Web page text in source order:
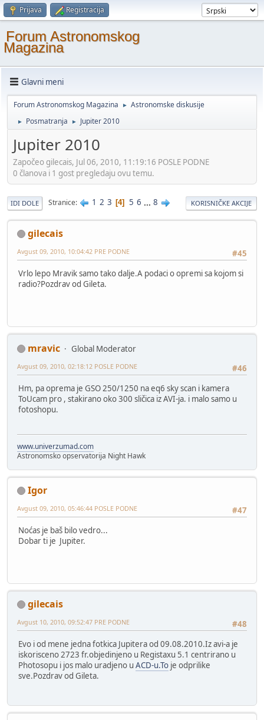
Prijava Registracija
Forum Astronomskog
Magazina
Glavni meni
Forum Astronomskog Magazina ► Astronomske diskusije
► Posmatranja ► Jupiter 2010
Jupiter 2010
Započeo gilecais, Jul 06, 2010, 11:19:16 POSLE PODNE
0 članova i 1 gost pregledaju ovu temu.
IDI DOLE Stranice 1 2 3 4 5 6 ... 8 KORISNIČKE AKCIJE
gilecais
#45
Avgust 09, 2010, 10:04:42 PRE PODNE
Vrlo lepo Mravik samo tako dalje.A podaci o opremi sa kojom si
radio?Pozdrav od Gileta.
mravic
Global Moderator
#46
Avgust 09, 2010, 02:18:12 POSLE PODNE
Hm, pa oprema je GSO 250/1250 na eq6 sky scan i kamera
ToUcam pro , stakirano oko 300 sličica iz AVI-ja. i malo samo u
fotoshopu.
www.univerzumad.com
Astronomsko opservatorija Night Hawk
Igor
#47
Avgust 09, 2010, 05:46:44 POSLE PODNE
Noćas je baš bilo vedro...
Dobar ti je Jupiter.
gilecais
#48
Avgust 10, 2010, 09:52:47 PRE PODNE
Evo i od mene jedna fotkica Jupitera od 09.08.2010.Iz avi-a je
iskorisceno 2723 fr.objedinjeno u Registaxu 5.1 centrirano u
Photosopu i jos malo uradjeno u ACD-u.To je odprilike
sve.Pozdrav od Gileta.